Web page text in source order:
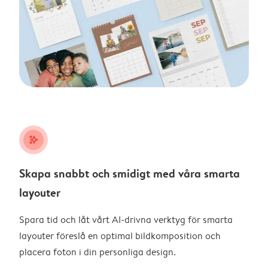
stars_plus
Skapa snabbt och smidigt med våra smarta
layouter
Spara tid och låt vårt AI-drivna verktyg för smarta
layouter föreslå en optimal bildkomposition och
placera foton i din personliga design.